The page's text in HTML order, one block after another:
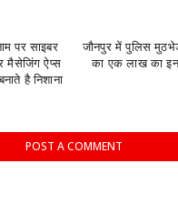
जौनपुर में पुलिस
का एक लाख का
पर साइबर
मैसेजिंग ऐप्स
है निशाना
POST A COMMENT